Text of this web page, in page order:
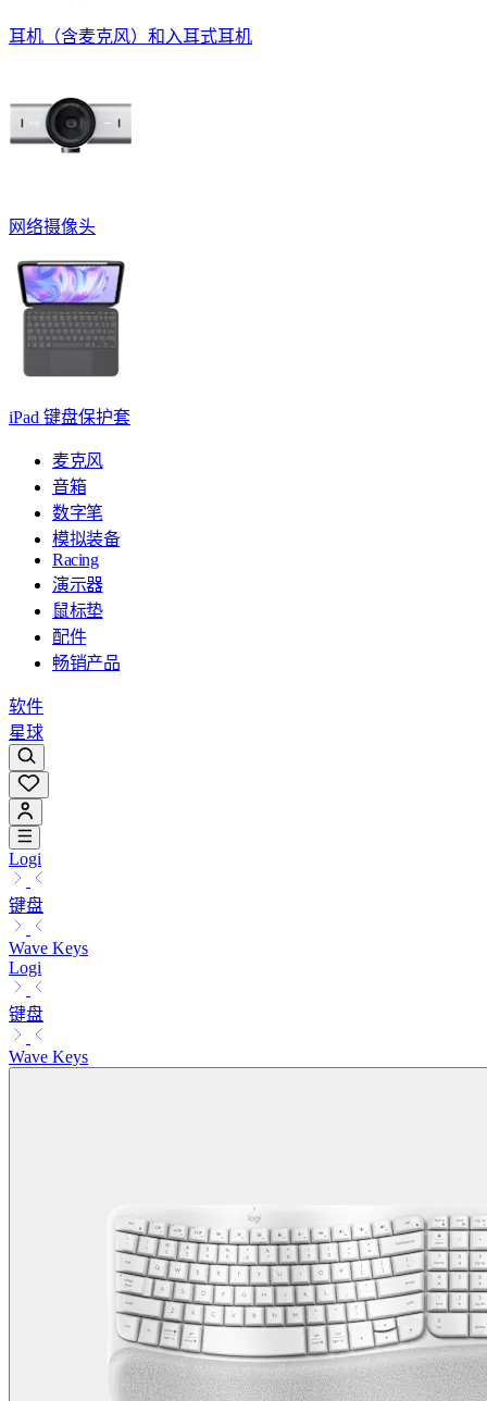
耳机（含麦克风）和入耳式耳机
网络摄像头
iPad 键盘保护套
麦克风
音箱
数字笔
模拟装备
Racing
演示器
鼠标垫
配件
畅销产品
软件
星球
Logi
键盘
Wave Keys
Logi
键盘
Wave Keys